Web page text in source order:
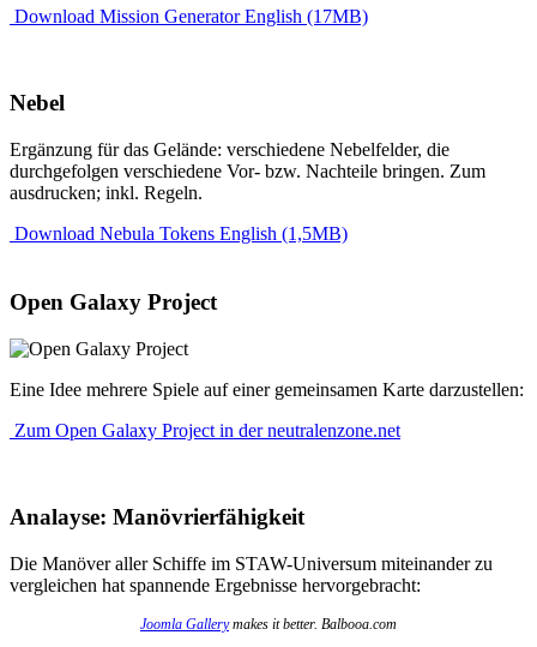
Download Mission Generator English (17MB)
Nebel
Ergänzung für das Gelände: verschiedene Nebelfelder, die
durchgefolgen verschiedene Vor- bzw. Nachteile bringen. Zum
ausdrucken; inkl. Regeln.
Download Nebula Tokens English (1,5MB)
Open Galaxy Project
Eine Idee mehrere Spiele auf einer gemeinsamen Karte darzustellen:
Zum Open Galaxy Project in der neutralenzone.net
Analayse: Manövrierfähigkeit
Die Manöver aller Schiffe im STAW-Universum miteinander zu
vergleichen hat spannende Ergebnisse hervorgebracht:
Joomla Gallerymakes it better. Balbooa.com